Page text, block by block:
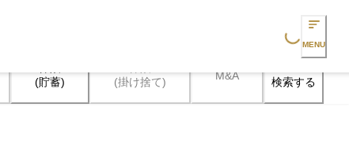
Loading... MENU
(貯蓄)
(掛け捨て)
M&A 検索する